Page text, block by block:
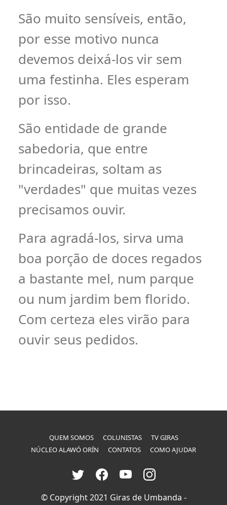
São muito sensíveis, então,
por esse motivo nunca
devemos deixá-los vir sem
uma festinha. Eles esperam
por isso.
São entidade de grande
sabedoria, que entre
brincadeiras, soltam as
"verdades" que muitas vezes
precisamos ouvir.
Para agradá-los, sirva uma
boa porção de doces regados
a bastante mel, num parque
ou num jardim bem florido.
Com certeza eles virão para
ouvir seus pedidos.
QUEM SOMOS COLUNISTAS
TV GIRAS
NÚCLEO ALAWÓ ORÍN
CONTATOS COMO AJUDAR
© Copyright 2021 Giras de Umbanda -